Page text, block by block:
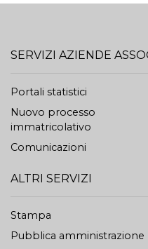
SERVIZI AZIENDE
Portali statistici
Nuovo processo
immatricolativo
Comunicazioni
ALTRI SERVIZI
Stampa
Pubblica amministrazione